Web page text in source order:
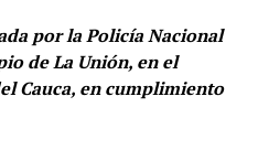
por la Policía Nacional
de La Unión, en el
Cauca, en cumplimiento